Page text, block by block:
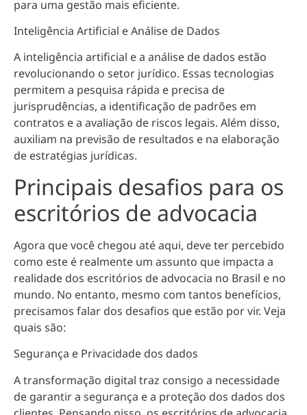
para uma gestão mais eficiente.
Inteligência Artificial e Análise de Dados
A inteligência artificial e a análise de dados estão
revolucionando o setor jurídico. Essas tecnologias
permitem a pesquisa rápida e precisa de
jurisprudências, a identificação de padrões em
contratos e a avaliação de riscos legais. Além disso,
auxiliam na previsão de resultados e na elaboração
de estratégias jurídicas.
Principais desafios para os
escritórios de advocacia
Agora que você chegou até aqui, deve ter percebido
como este é realmente um assunto que impacta a
realidade dos escritórios de advocacia no Brasil e no
mundo. No entanto, mesmo com tantos benefícios,
precisamos falar dos desafios que estão por vir. Veja
quais são:
Segurança e Privacidade dos dados
A transformação digital traz consigo a necessidade
de garantir a segurança e a proteção dos dados dos